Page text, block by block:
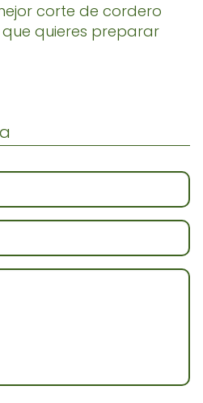
corte de cordero
quieres preparar